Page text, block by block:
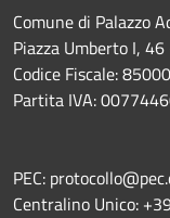
Comune di Palazzo
Piazza Umberto I,
Codice Fiscale:
Partita IVA:
PEC:
Centralino Unico: